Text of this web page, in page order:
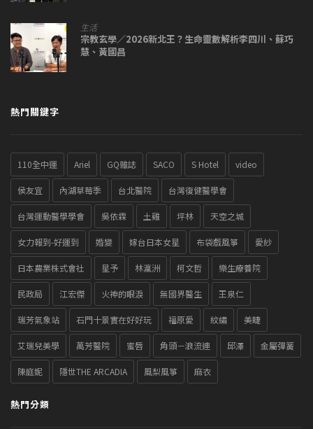
生活
宗教玄學／2026新北王？生命靈數解析李四川、蘇巧
慧、黃國昌
熱門關鍵字
110全中運 Ariel GQ雜誌 SACO S Hotel video
侯友宜 內湖草莓季 台北醫院 台灣復健醫學會
台灣運動醫學學會 吳依霖 土雞 坪林 天空之城
女力報到-好運到 婚變 嫁台日本女星 布袋戲風箏 愛紗
日本農業株式會社 星予 林瀛洲 柯文哲 樂生療養院
民政局 江宏傑 火神的眼淚 無國界醫生 王泉仁
瑞芳氣象站 石門十景實在好好玩 福原愛 紋繡 美睫
艾瑞兒美學 萬芳醫院 蜜唇 角頭－浪流連 邱澤 金屬彈簧
陳庭妮 隱世THE ARCADIA 風梨風箏 麻衣
熱門分類